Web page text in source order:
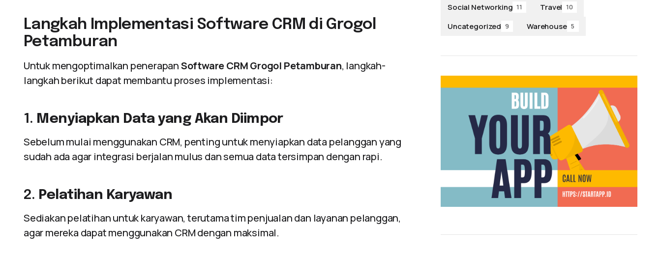
Langkah Implementasi Software CRM di Grogol
Petamburan
Untuk mengoptimalkan penerapanSoftware CRM Grogol Petamburan, langkah-
langkah berikut dapat membantu proses implementasi:
1. Menyiapkan Data yang Akan Diimpor
Sebelum mulai menggunakan CRM, penting untuk menyiapkan data pelanggan yang
sudah ada agar integrasi berjalan mulus dan semua data tersimpan dengan rapi.
2. Pelatihan Karyawan
Sediakan pelatihan untuk karyawan, terutama tim penjualan dan layanan pelanggan,
agar mereka dapat menggunakan CRM dengan maksimal.
Social Networking 11 Travel 10
Uncategorized 9 Warehouse 5